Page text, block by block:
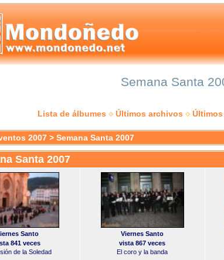
Semana Santa
Lista de álbumes
Últimos archivos
2007> Semana Santa 2007
Santa 2007
Santo
841 veces
de la Soledad
Viernes Santo
vista 867 veces
El coro y la banda